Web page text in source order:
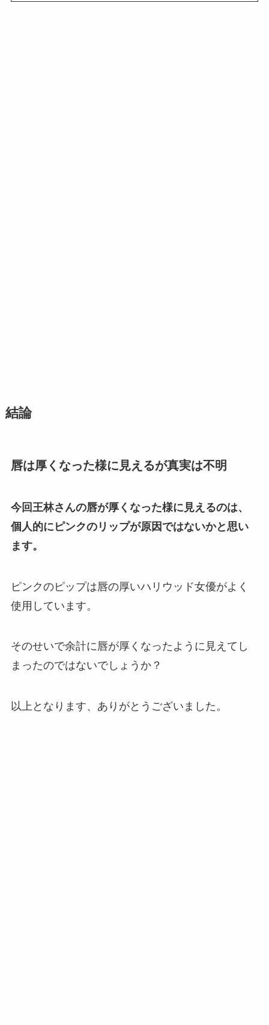
結論
唇は厚くなった様に見えるが真実は不明
今回王林さんの唇が厚くなった様に見えるのは、
個人的にピンクのリップが原因ではないかと思い
ます。
ピンクのピップは唇の厚いハリウッド女優がよく
使用しています。
そのせいで余計に唇が厚くなったように見えてし
まったのではないでしょうか？
以上となります、ありがとうございました。